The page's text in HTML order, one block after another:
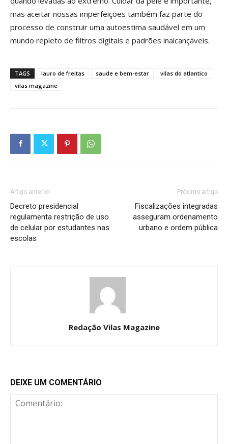
mas aceitar nossas imperfeições também faz parte do
processo de construir uma autoestima saudável em um
mundo repleto de filtros digitais e padrões inalcançáveis.
TAGS lauro de freitas saude e bem-estar
vilas do atlantico
vilas magazine
Artigo anterior
Decreto presidencial
regulamenta restrição de uso
de celular por estudantes nas
escolas
Próximo artigo
Fiscalizações integradas
asseguram ordenamento
urbano e ordem pública
Redação Vilas Magazine
DEIXE UM COMENTÁRIO